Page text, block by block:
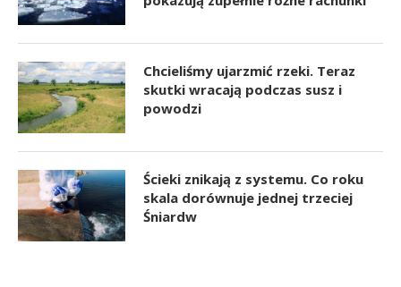
Chcieliśmy ujarzmić rzeki. Teraz
skutki wracają podczas susz i
powodzi
Ścieki znikają z systemu. Co roku
skala dorównuje jednej trzeciej
Śniardw